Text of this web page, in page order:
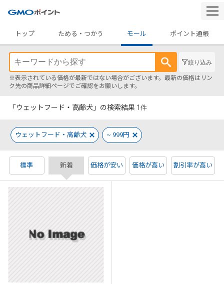
トップ
ためる・つかう モール ポイント通帳
絞り込み
※表示されている価格が最新ではない場合がございます。最新の価格はリン
ク先の商品詳細ページでご確認をお願いします。
「ウェットフード・高齢犬」の検索結果 1 件
ウェットフード・高齢犬 ~ 999円
標準 新着 価格が安い 価格が高い 割引率が高い